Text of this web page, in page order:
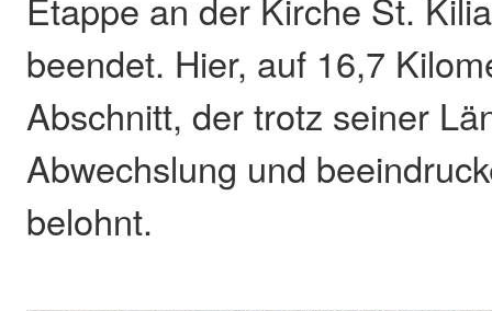
beendet. Hier, auf 16,7
Abschnitt, der trotz seiner
Abwechslung und
belohnt.